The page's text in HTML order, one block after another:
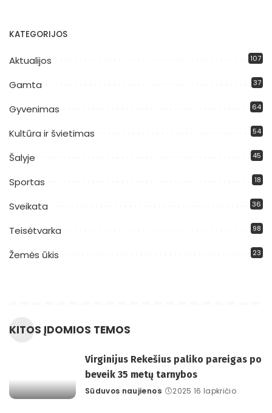
KATEGORIJOS
Aktualijos 107
Gamta 37
Gyvenimas 64
Kultūra ir švietimas 54
Šalyje 45
Sportas 18
Sveikata 36
Teisėtvarka 98
Žemės ūkis 23
KITOS ĮDOMIOS TEMOS
Virginijus Rekešius paliko pareigas po
beveik 35 metų tarnybos
Posted
Sūduvos naujienos 2025 16 lapkričio